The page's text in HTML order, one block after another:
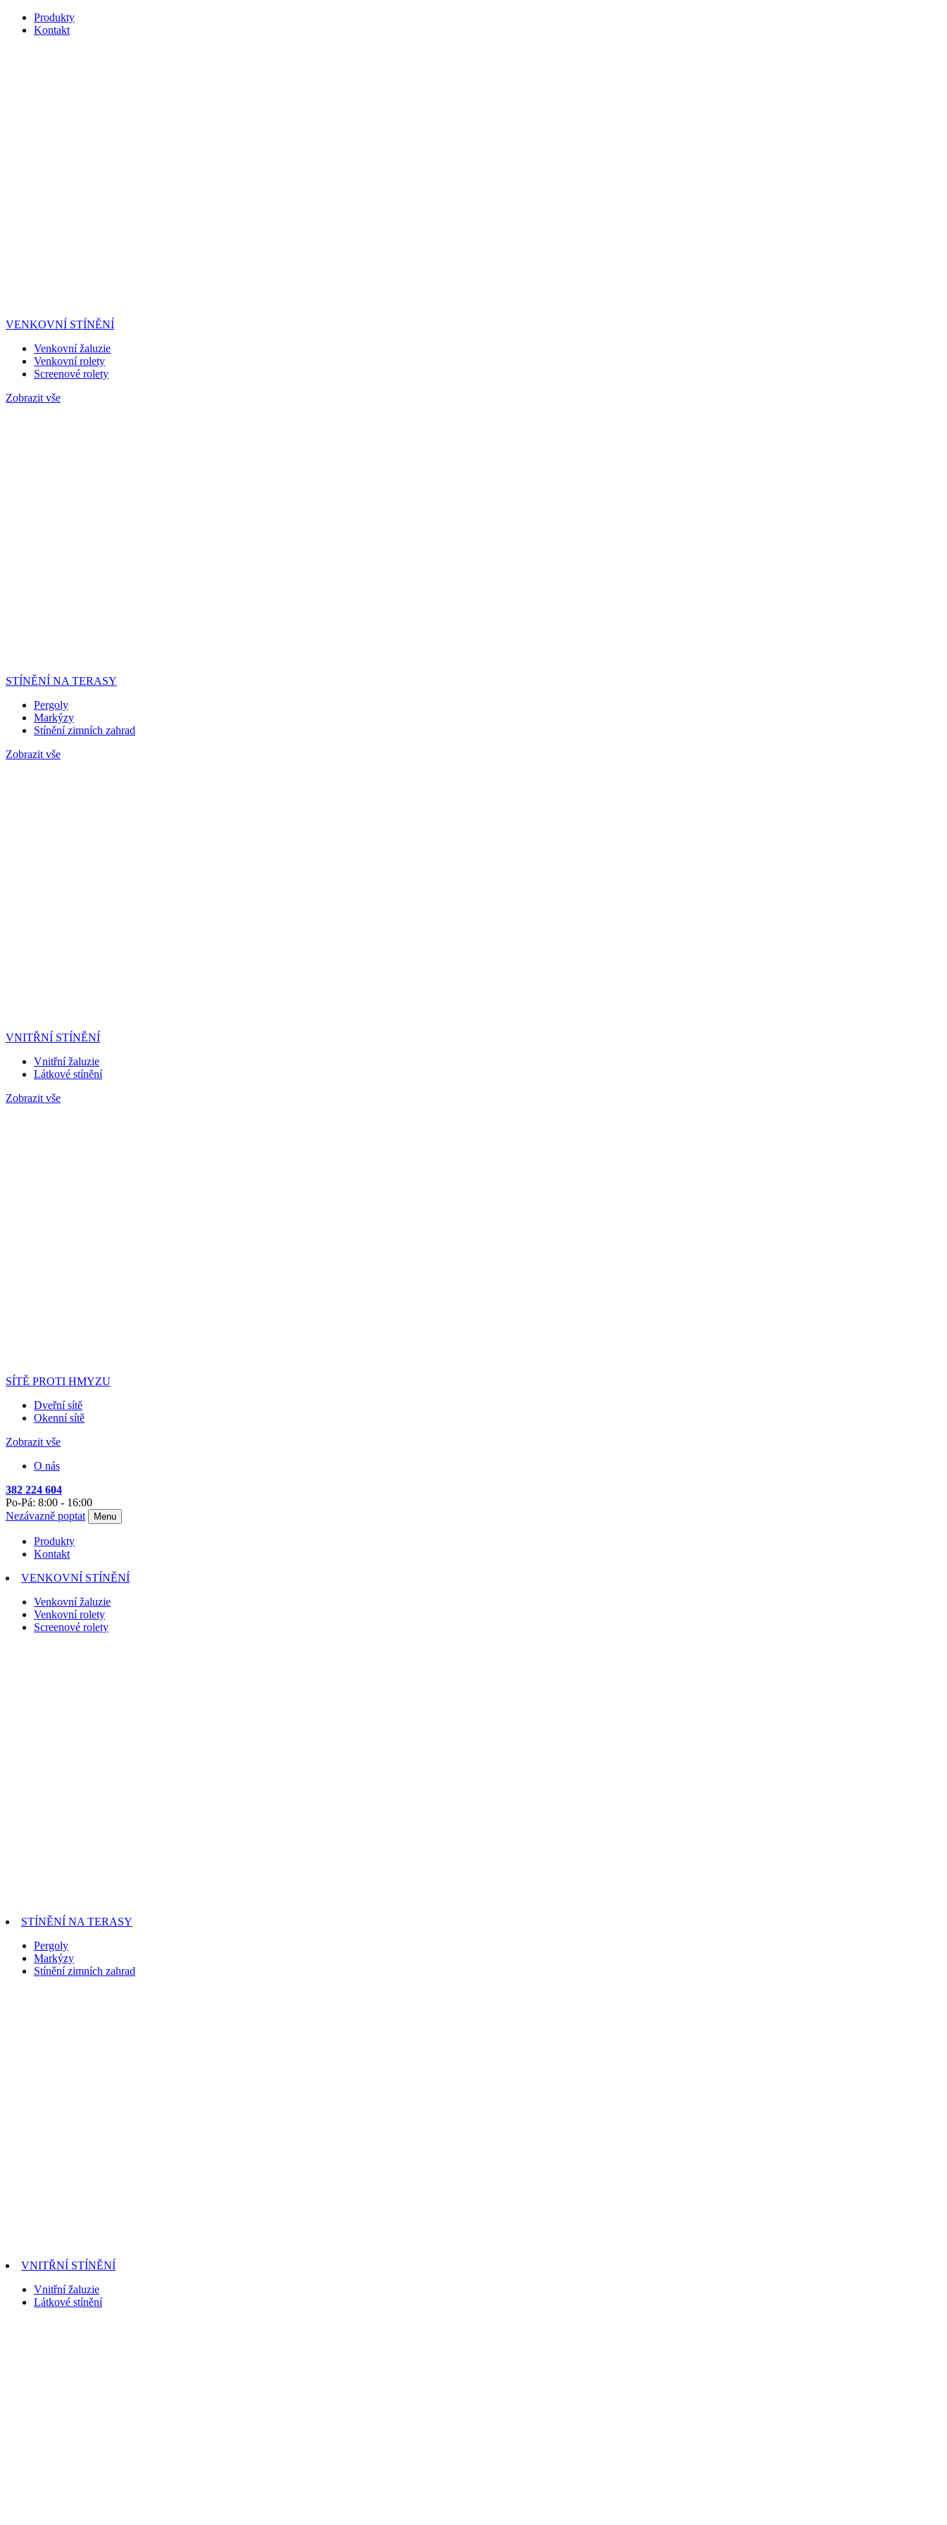
Produkty
Kontakt
VENKOVNÍ STÍNĚNÍ
Venkovní žaluzie
Venkovní rolety
Screenové rolety
Zobrazit vše
STÍNĚNÍ NA TERASY
Pergoly
Markýzy
Stínění zimních zahrad
Zobrazit vše
VNITŘNÍ STÍNĚNÍ
Vnitřní žaluzie
Látkové stínění
Zobrazit vše
SÍTĚ PROTI HMYZU
Dveřní sítě
Okenní sítě
Zobrazit vše
O nás
382 224 604
Po-Pá: 8:00 - 16:00
Nezávazně poptat
Menu
Produkty
Kontakt
VENKOVNÍ STÍNĚNÍ
Venkovní žaluzie
Venkovní rolety
Screenové rolety
STÍNĚNÍ NA TERASY
Pergoly
Markýzy
Stínění zimních zahrad
VNITŘNÍ STÍNĚNÍ
Vnitřní žaluzie
Látkové stínění